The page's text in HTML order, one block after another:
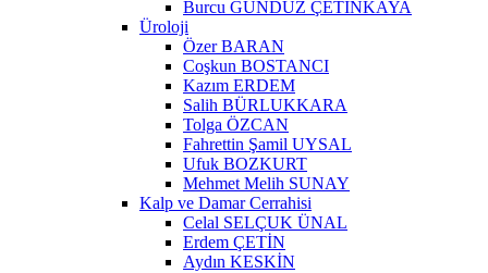
Burcu GÜNDÜZ ÇETİNKAYA
Üroloji
Özer BARAN
Coşkun BOSTANCI
Kazım ERDEM
Salih BÜRLUKKARA
Tolga ÖZCAN
Fahrettin Şamil UYSAL
Ufuk BOZKURT
Mehmet Melih SUNAY
Kalp ve Damar Cerrahisi
Celal SELÇUK ÜNAL
Erdem ÇETİN
Aydın KESKİN